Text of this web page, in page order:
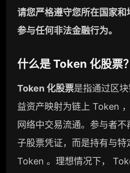
请您严格遵守您所在国家
参与任何非法金融行为。
什么是 Token 化股票？
Token 化股票是指通过区
益资产映射为链上 Token
网络中交易流通。参与者
子股票凭证，而是持有与特
Token 。理想情况下，